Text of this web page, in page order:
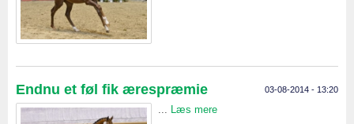
Endnu et føl fik ærespræmie 03-08-2014 - 13:20
... Læs mere